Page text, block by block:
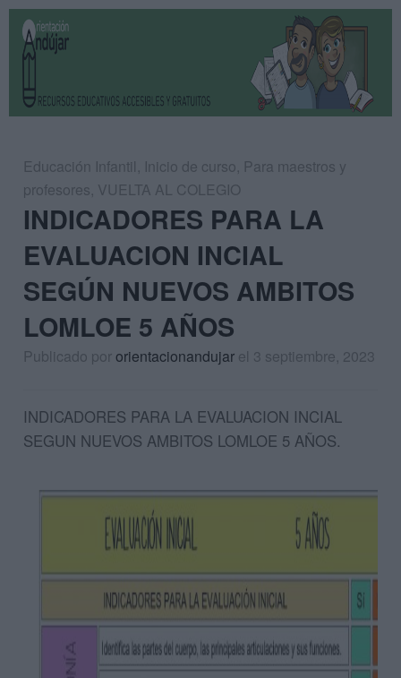
Educación Infantil, Inicio de curso, Para maestros y
profesores, VUELTA AL COLEGIO
INDICADORES PARA LA
EVALUACION INCIAL
SEGÚN NUEVOS AMBITOS
LOMLOE 5 AÑOS
Publicado pororientacionandujar el 3 septiembre, 2023
INDICADORES PARA LA EVALUACION INCIAL
SEGUN NUEVOS AMBITOS LOMLOE 5 AÑOS.